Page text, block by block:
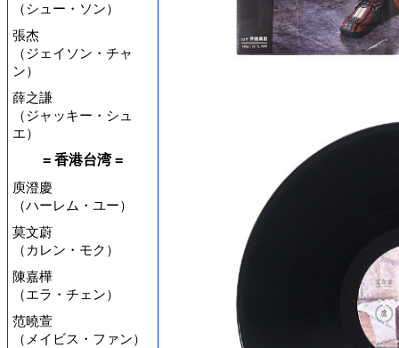
（シュー・ソン）
張杰
（ジェイソン・チャ
ン）
薛之謙
（ジャッキー・シュ
エ）
= 香港台湾 =
庾澄慶
（ハーレム・ユー）
莫文蔚
（カレン・モク）
陳嘉樺
（エラ・チェン）
范曉萱
（メイビス・ファン）